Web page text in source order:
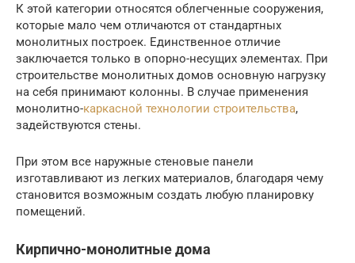
К этой категории относятся облегченные сооружения,
которые мало чем отличаются от стандартных
монолитных построек. Единственное отличие
заключается только в опорно-несущих элементах. При
строительстве монолитных домов основную нагрузку
на себя принимают колонны. В случае применения
монолитно-каркасной технологии строительства,
задействуются стены.
При этом все наружные стеновые панели
изготавливают из легких материалов, благодаря чему
становится возможным создать любую планировку
помещений.
Кирпично-монолитные дома